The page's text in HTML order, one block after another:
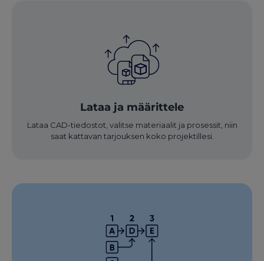
Lataa ja määrittele
Lataa CAD-tiedostot, valitse materiaalit ja prosessit, niin
saat kattavan tarjouksen koko projektillesi.